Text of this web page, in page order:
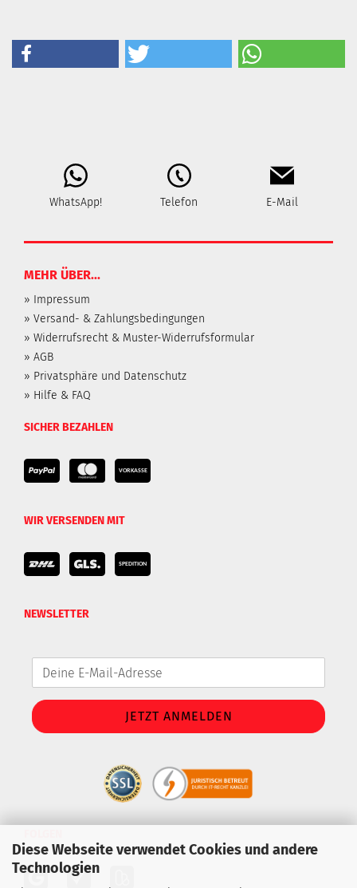
Diese Webseite verwendet Cookies und andere
Technologien
WhatsApp! Telefon E-Mail
MEHR ÜBER...
» Impressum
» Versand- & Zahlungsbedingungen
» Widerrufsrecht & Muster-Widerrufsformular
» AGB
» Privatsphäre und Datenschutz
» Hilfe & FAQ
SICHER BEZAHLEN
WIR VERSENDEN MIT
NEWSLETTER